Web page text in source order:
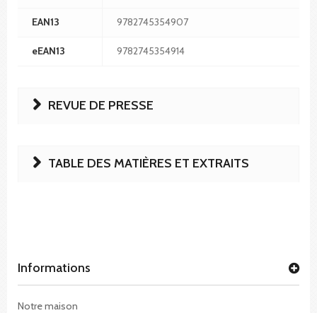
EAN13 9782745354907
eEAN13 9782745354914
REVUE DE PRESSE
TABLE DES MATIÈRES ET EXTRAITS
Informations
Notre maison